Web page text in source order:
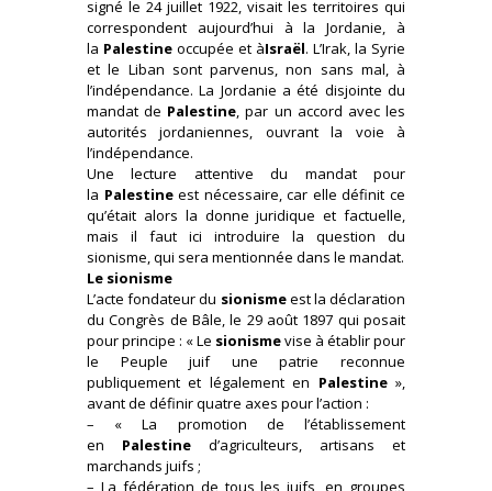
signé le 24 juillet 1922, visait les territoires qui
correspondent aujourd’hui à la Jordanie, à
la Palestine occupée et àIsraël. L’Irak, la Syrie
et le Liban sont parvenus, non sans mal, à
l’indépendance. La Jordanie a été disjointe du
mandat de Palestine, par un accord avec les
autorités jordaniennes, ouvrant la voie à
l’indépendance.
Une lecture attentive du mandat pour
la Palestineest nécessaire, car elle définit ce
qu’était alors la donne juridique et factuelle,
mais il faut ici introduire la question du
sionisme, qui sera mentionnée dans le mandat.
Le sionisme
L’acte fondateur du sionismeest la déclaration
du Congrès de Bâle, le 29 août 1897 qui posait
pour principe : « Le sionismevise à établir pour
le Peuple juif une patrie reconnue
publiquement et légalement en Palestine»,
avant de définir quatre axes pour l’action :
– « La promotion de l’établissement
en Palestine d’agriculteurs, artisans et
marchands juifs ;
– La fédération de tous les juifs, en groupes